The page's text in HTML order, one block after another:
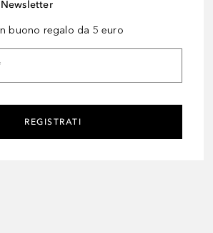
buono regalo da 5 euro
REGISTRATI